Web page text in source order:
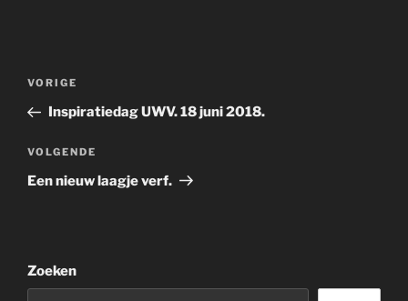
Bericht
Vorig
bericht
VORIGE
Inspiratiedag UWV. 18 juni 2018.
Volgend
bericht
VOLGENDE
Een nieuw laagje verf.
Zoeken